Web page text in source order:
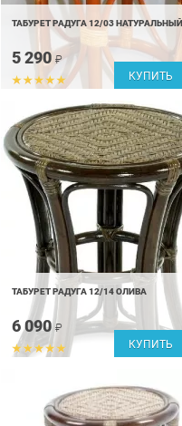
ТАБУРЕТ РАДУГА 12/03 НАТУРАЛЬНЫЙ
5 290 ₽
ТАБУРЕТ РАДУГА 12/14 ОЛИВА
6 090 ₽